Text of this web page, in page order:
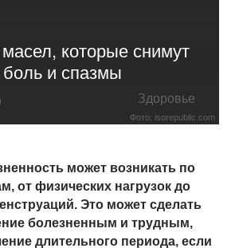
которые снимут
и спазмы
Здоровье
Фото: isorepublic.com
может возникать по
от физических нагрузок до
Это может сделать
болезненным и трудным,
длительного периода, если